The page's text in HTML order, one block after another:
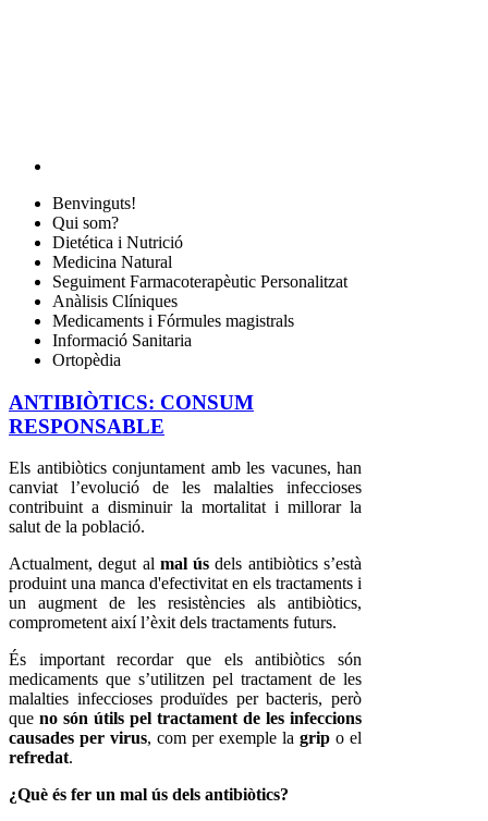
Benvinguts!
Qui som?
Dietética i Nutrició
Medicina Natural
Seguiment Farmacoterapèutic Personalitzat
Anàlisis Clíniques
Medicaments i Fórmules magistrals
Informació Sanitaria
Ortopèdia
ANTIBIÒTICS: CONSUM
RESPONSABLE
Els antibiòtics conjuntament amb les vacunes, han
canviat l’evolució de les malalties infeccioses
contribuint a disminuir la mortalitat i millorar la
salut de la població.
Actualment, degut al mal ús dels antibiòtics s’està
produint una manca d'efectivitat en els tractaments i
un augment de les resistències als antibiòtics,
comprometent així l’èxit dels tractaments futurs.
És important recordar que els antibiòtics són
medicaments que s’utilitzen pel tractament de les
malalties infeccioses produïdes per bacteris, però
que no són útils pel tractament de les infeccions
causades per virus, com per exemple la grip o el
refredat.
¿Què és fer un mal ús dels antibiòtics?